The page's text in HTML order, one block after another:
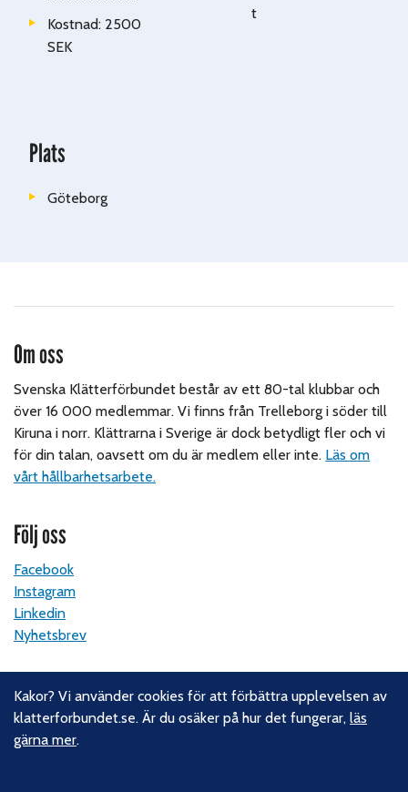
Kostnad: 2500
SEK
Plats
Göteborg
t
Om oss
Svenska Klätterförbundet består av ett 80-tal klubbar och
över 16 000 medlemmar. Vi finns från Trelleborg i söder till
Kiruna i norr. Klättrarna i Sverige är dock betydligt fler och vi
för din talan, oavsett om du är medlem eller inte. Läs om
vårt hållbarhetsarbete.
Följ oss
Facebook
Instagram
Linkedin
Nyhetsbrev
Kontakt
Svenska Klätterförbundet
Gotlandsgatan 46
Kakor? Vi använder cookies för att förbättra upplevelsen av
klatterforbundet.se. Är du osäker på hur det fungerar,läs
gärna mer.